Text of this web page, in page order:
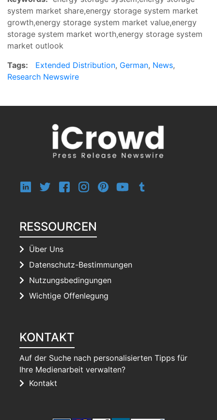
system market share,energy storage system market
growth,energy storage system market value,energy
storage system market worth,energy storage system
market outlook
Tags:
Extended Distribution, German, News,
Research Newswire
RESSOURCEN
Über Uns
Datenschutz-Bestimmungen
Nutzungsbedingungen
Wichtige Offenlegung
KONTAKT
Auf der Suche nach personalisierten Tipps für
Ihre Medienarbeit verwalten?
Kontakt